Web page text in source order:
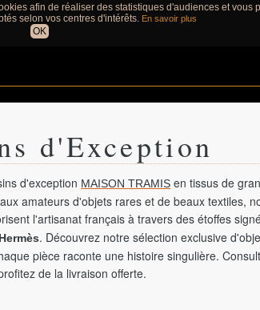
afin de réaliser des statistiques d'audiences et vous
selon vos centres d'intérêts. En savoir plus
OK
d'Exception
d'exception MAISON TRAMIS en tissus de
amateurs d'objets rares et de beaux textiles,
l'artisanat français à travers des étoffes
Hermès. Découvrez notre sélection exclusive
pièce raconte une histoire singulière.
de la livraison offerte.